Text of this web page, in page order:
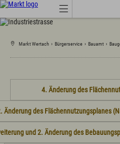
Job-Angebote Wetter
Aktuelles
Amtsblatt
Amtliche Bekanntmachungen
Anruf-Sammeltaxi, Busse, Bahn
Branchenbuch
Energie
Markt Wertach › Bürgerservice › Bauamt ›
4. Änderung des
Änderung des Flächennutzungsplanes
und 2. Änderung des